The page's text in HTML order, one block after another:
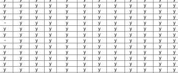
y y y y y y y y y y y y
y y y y y y y y y y y y
y y y y y y y y y y y y
- y y y y y y y y y y y
y y y y y y y y y y y y
y y y y y y y y y y y y
- y y y y y y y y y y y
y y y y y y y y y y y y
y y y y y y y y y y y y
y y y y y y y y y y y y
y y y y y y y y y y y y
y y y y y y y y y y y y